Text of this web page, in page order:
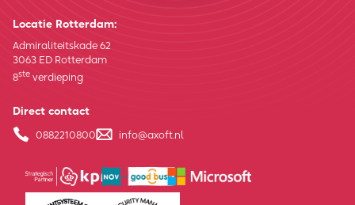
Locatie Rotterdam:
Admiraliteitskade 62
3063 ED Rotterdam
8ste verdieping
Direct contact
0882210800 info@axoft.nl